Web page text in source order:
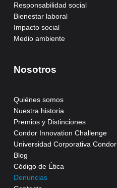
Responsabilidad social
Bienestar laboral
Impacto social
Medio ambiente
Nosotros
Quiénes somos
Nuestra historia
Premios y Distinciones
Condor Innovation Challenge
Universidad Corporativa Condor
Blog
Código de Ética
Denuncias